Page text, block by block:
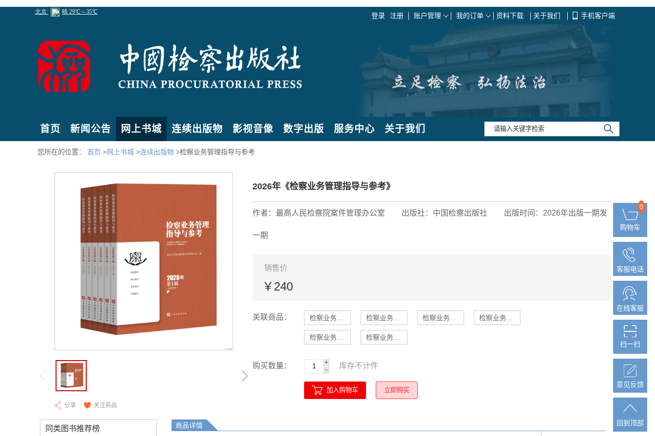
登录 注册 账户管理 我的订单 资料下载 关于我们 手机客户端
首页 新闻公告 网上书城 连续出版物 影视音像 数字出版 服务中心 关于我们
您所在的位置： 首页 >网上书城 >连续出版物 >检察业务管理指导与参考
分享 关注商品
2026年《检察业务管理指导与参考》
作者：最高人民检察院案件管理办公室 出版社：中国检察出版社 出版时间：2026年出版一期发
一期
销售价
￥240
关联商品： 检察业务... 检察业务... 检察业务... 检察业务...
检察业务... 检察业务...
购买数量：
+
-
库存不计件
加入购物车 立即购买
同类图书推荐榜 商品详情
0
购物车
客服电话
在线客服
扫一扫
意见反馈
回到顶部
0
购物车
客服电话
在线客服
扫一扫
意见反馈
回到顶部